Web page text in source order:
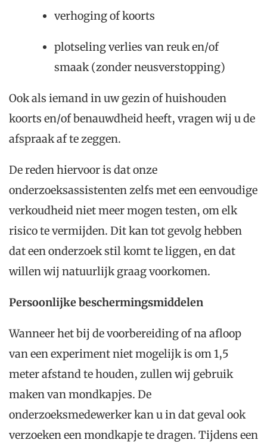
verhoging of koorts
plotseling verlies van reuk en/of
smaak (zonder neusverstopping)
Ook als iemand in uw gezin of huishouden
koorts en/of benauwdheid heeft, vragen wij u de
afspraak af te zeggen.
De reden hiervoor is dat onze
onderzoeksassistenten zelfs met een eenvoudige
verkoudheid niet meer mogen testen, om elk
risico te vermijden. Dit kan tot gevolg hebben
dat een onderzoek stil komt te liggen, en dat
willen wij natuurlijk graag voorkomen.
Persoonlijke beschermingsmiddelen
Wanneer het bij de voorbereiding of na afloop
van een experiment niet mogelijk is om 1,5
meter afstand te houden, zullen wij gebruik
maken van mondkapjes. De
onderzoeksmedewerker kan u in dat geval ook
verzoeken een mondkapje te dragen. Tijdens een